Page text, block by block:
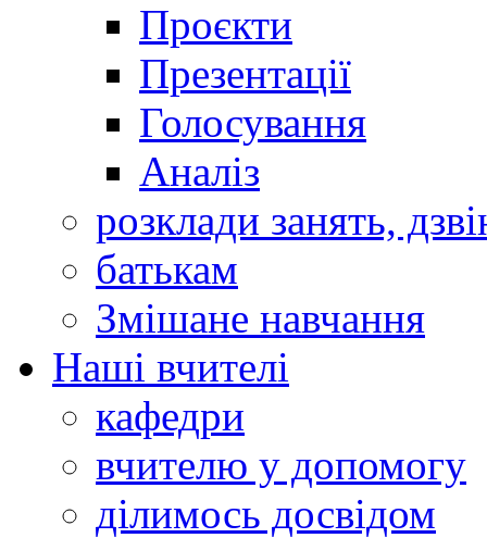
Проєкти
Презентації
Голосування
Аналіз
розклади занять,
батькам
Змішане навчання
Наші вчителі
кафедри
вчителю у допомогу
ділимось досвідом